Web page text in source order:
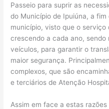
Passeio para suprir as
do Município de Ipuiúna, a
município, visto que o
crescendo a cada ano, sendo
veículos, para garantir o
maior segurança.
complexos, que são
e terciários de Atenção
Assim em face a estas